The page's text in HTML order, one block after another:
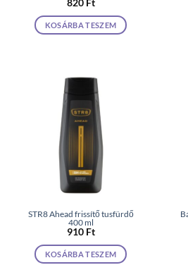
820 Ft
KOSÁRBA TESZEM
STR8 Ahead frissítő tusfürdő
400 ml
910 Ft
KOSÁRBA TESZEM